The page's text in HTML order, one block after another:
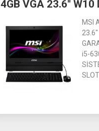
4GB VGA 23.6″ W10
MSI
i5-